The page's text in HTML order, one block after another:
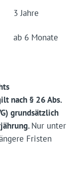
3 Jahre
ab 6 Monate
nach § 26 Abs.
grundsätzlich
Nur unter
Fristen